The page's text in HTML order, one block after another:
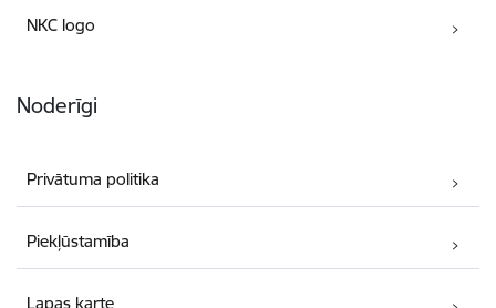
NKC logo
Noderīgi
Privātuma politika
Piekļūstamība
Lapas karte